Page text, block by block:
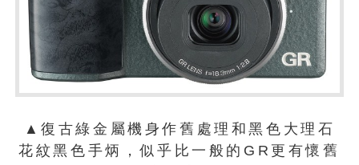
▲復古綠金屬機身作舊處理和黑色大理石
花紋黑色手炳，似乎比一般的GR更有懷舊